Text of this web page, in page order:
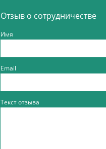
Отзыв о сотрудничестве
Имя
Email
Текст отзыва